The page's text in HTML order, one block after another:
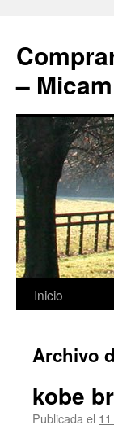
–
Saltar
contenido
Inicio
Archivo
kobe
Publicada el